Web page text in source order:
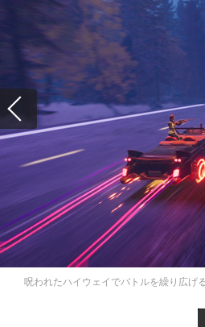
呪われたハイウェイでバトルを繰り広げ